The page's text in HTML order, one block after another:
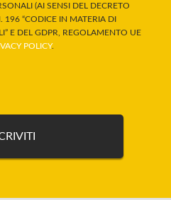
(AI SENSI DEL DECRETO
196 “CODICE IN MATERIA DI
E DEL GDPR, REGOLAMENTO UE
POLICY.